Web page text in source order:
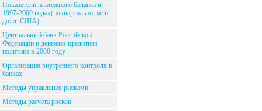
Показатели платежного баланса в
1997-2000 годах(поквартально, млн.
долл. США)
Центральный банк Российской
Федерации и денежно-кредитная
политика в 2000 году
Организация внутреннего контроля в
банках
Методы управления рисками
Методы расчета рисков